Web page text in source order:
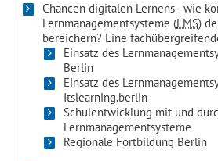
Chancen digitalen Lernens - wie
Lernmanagementsysteme (LMS)
bereichern? Eine
Einsatz des
Berlin
Einsatz des
Itslearning.berlin
Schulentwicklung mit und
Lernmanagementsysteme
Regionale Fortbildung Berlin